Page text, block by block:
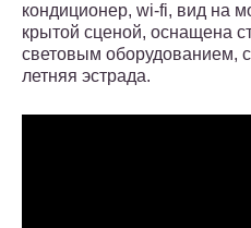
кондиционер, wi-fi, вид на
крытой сценой, оснащена
световым оборудованием,
летняя эстрада.